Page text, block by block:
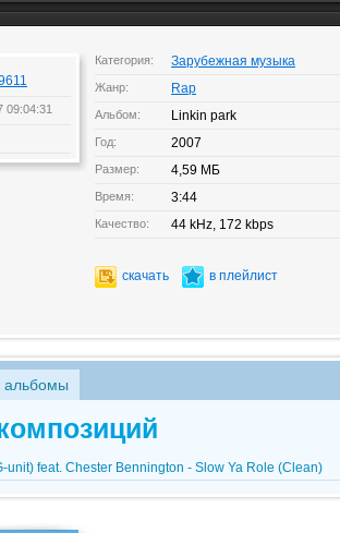
09:04:31
Категория: Зарубежная музыка
Жанр: Rap
Альбом: Linkin park
Год: 2007
Размер: 4,59 МБ
Время: 3:44
Качество: 44 kHz, 172 kbps
скачать в плейлист
альбомы
unit) feat. Chester Bennington - Slow Ya Role (Clean)